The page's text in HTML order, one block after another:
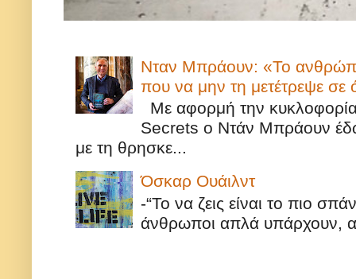
Νταν Μπράουν: «Το
που να μην τη μετέτρεψε σε
Με αφορμή την
Secrets ο Ντάν Μπράουν
με τη θρησκε...
Όσκαρ Ουάιλντ
-“Το να ζεις είναι το πιο
άνθρωποι απλά υπάρχουν,